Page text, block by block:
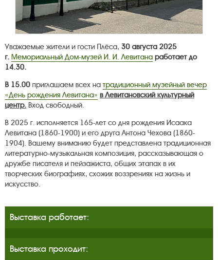
Уважаемые жители и гости Плёса, 30 августа 2025
г. Мемориальный Дом-музей И. И. Левитана работает до
14.30.
В 15.00 приглашаем всех на традиционный музейный вечер
«День рождения Левитана» в Левитановский культурный
центр. Вход свободный.
В 2025 г. исполняется 165-лет со дня рождения Исаака
Левитана (1860-1900) и его друга Антона Чехова (1860-
1904). Вашему вниманию будет представлена традиционная
литературно-музыкальная композиция, рассказывающая о
дружбе писателя и пейзажиста, общих этапах в их
творческих биографиях, схожих воззрениях на жизнь и
искусство.
Выставка работает:
Выставка проходит: